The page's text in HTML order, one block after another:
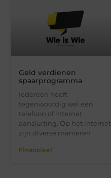
Geld verdienen
spaarprogramma
Iedereen heeft
tegenwoordig wel een
telefoon of internet
aansluiting. Op het internet
zijn diverse manieren
Financieel